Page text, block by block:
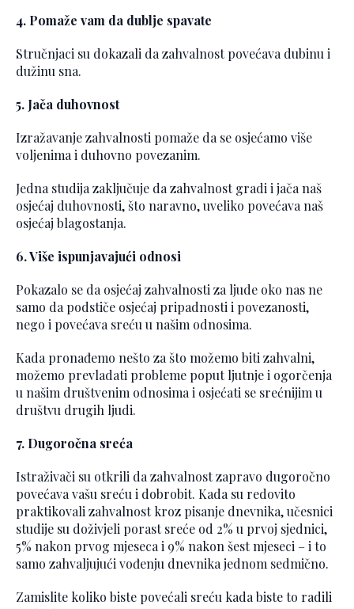
4. Pomaže vam da dublje spavate
Stručnjaci su dokazali da zahvalnost povećava dubinu i
dužinu sna.
5. Jača duhovnost
Izražavanje zahvalnosti pomaže da se osjećamo više
voljenima i duhovno povezanim.
Jedna studija zaključuje da zahvalnost gradi i jača naš
osjećaj duhovnosti, što naravno, uveliko povećava naš
osjećaj blagostanja.
6. Više ispunjavajući odnosi
Pokazalo se da osjećaj zahvalnosti za ljude oko nas ne
samo da podstiče osjećaj pripadnosti i povezanosti,
nego i povećava sreću u našim odnosima.
Kada pronađemo nešto za što možemo biti zahvalni,
možemo prevladati probleme poput ljutnje i ogorčenja
u našim društvenim odnosima i osjećati se srećnijim u
društvu drugih ljudi.
7. Dugoročna sreća
Istraživači su otkrili da zahvalnost zapravo dugoročno
povećava vašu sreću i dobrobit. Kada su redovito
praktikovali zahvalnost kroz pisanje dnevnika, učesnici
studije su doživjeli porast sreće od 2% u prvoj sjednici,
5% nakon prvog mjeseca i 9% nakon šest mjeseci – i to
samo zahvaljujući vođenju dnevnika jednom sedmično.
Zamislite koliko biste povećali sreću kada biste to radili